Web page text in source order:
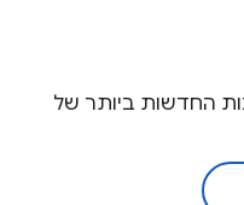
החדשות ביותר של